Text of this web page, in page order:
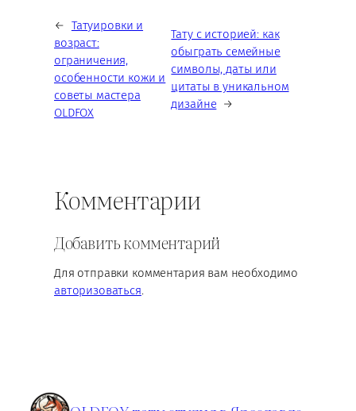
← Татуировки и
возраст:
ограничения,
особенности кожи и
советы мастера
OLDFOX
Тату с историей: как
обыграть семейные
символы, даты или
цитаты в уникальном
дизайне →
Комментарии
Добавить комментарий
Для отправки комментария вам необходимо
авторизоваться.